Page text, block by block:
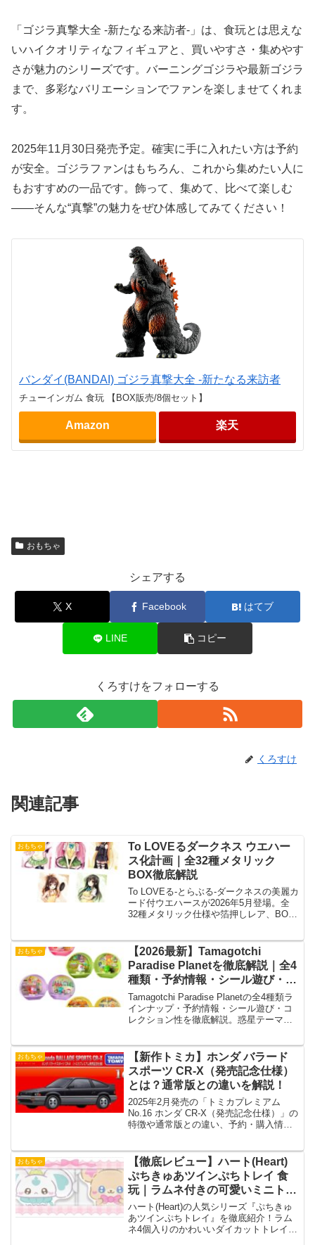
「ゴジラ真撃大全 -新たなる来訪者-」は、食玩とは思えな
いハイクオリティなフィギュアと、買いやすさ・集めやす
さが魅力のシリーズです。バーニングゴジラや最新ゴジラ
まで、多彩なバリエーションでファンを楽しませてくれま
す。
2025年11月30日発売予定。確実に手に入れたい方は予約
が安全。ゴジラファンはもちろん、これから集めたい人に
もおすすめの一品です。飾って、集めて、比べて楽しむ
——そんな“真撃”の魅力をぜひ体感してみてください！
バンダイ(BANDAI) ゴジラ真撃大全 -新たなる来訪者
チューインガム 食玩 【BOX販売/8個セット】
Amazon 楽天
おもちゃ
シェアする
X Facebook はてブ
LINE コピー
くろすけをフォローする
くろすけ
関連記事
おもちゃ
To LOVEるダークネス ウエハー
ス化計画｜全32種メタリック
BOX徹底解説
To LOVEる-とらぶる-ダークネスの美麗カ
ード付ウエハースが2026年5月登場。全
32種メタリック仕様や箔押しレア、BOX
おもちゃ
【2026最新】Tamagotchi
Paradise Planetを徹底解説｜全4
種類・予約情報・シール遊び・コ
レクション魅力まとめ
Tamagotchi Paradise Planetの全4種類ラ
インナップ・予約情報・シール遊び・コ
レクション性を徹底解説。惑星テーマの
おもちゃ
【新作トミカ】ホンダ バラード
スポーツ CR-X（発売記念仕様）
とは？通常版との違いを解説！
2025年2月発売の「トミカプレミアム
No.16 ホンダ CR-X（発売記念仕様）」の
特徴や通常版との違い、予約・購入情報
おもちゃ
【徹底レビュー】ハート(Heart)
ぷちきゅあツインぷちトレイ 食
玩｜ラムネ付きの可愛いミニトレ
イで飾って使える新作！
ハート(Heart)の人気シリーズ『ぷちきゅ
あツインぷちトレイ』を徹底紹介！ラム
ネ4個入りのかわいいダイカットトレイ